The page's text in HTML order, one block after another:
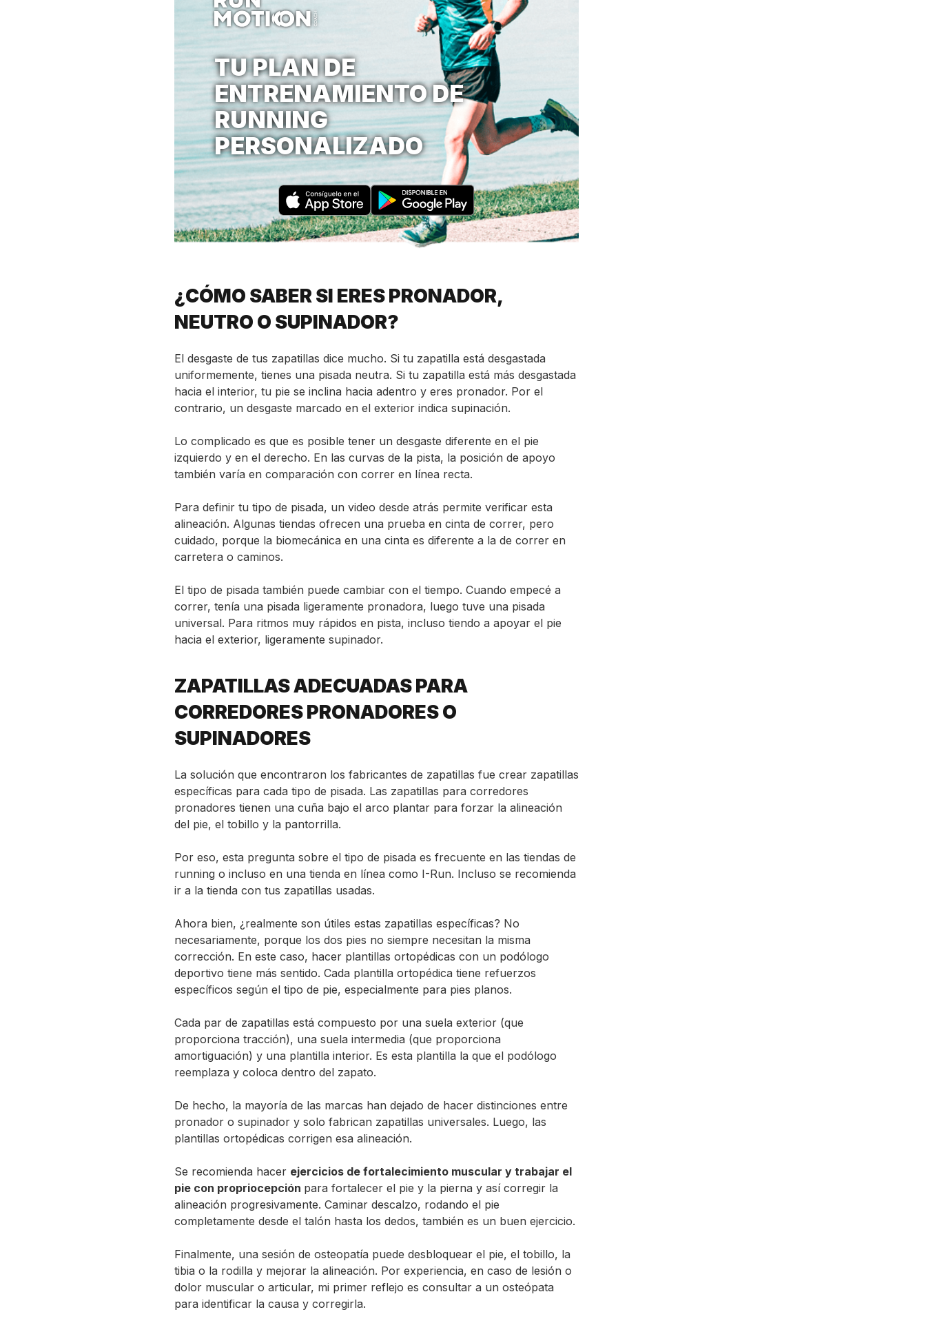
TU PLAN DE
ENTRENAMIENTO DE
RUNNING
PERSONALIZADO
¿CÓMO SABER SI ERES PRONADOR,
NEUTRO O SUPINADOR?
El desgaste de tus zapatillas dice mucho. Si tu zapatilla está desgastada
uniformemente, tienes una pisada neutra. Si tu zapatilla está más desgastada
hacia el interior, tu pie se inclina hacia adentro y eres pronador. Por el
contrario, un desgaste marcado en el exterior indica supinación.
Lo complicado es que es posible tener un desgaste diferente en el pie
izquierdo y en el derecho. En las curvas de la pista, la posición de apoyo
también varía en comparación con correr en línea recta.
Para definir tu tipo de pisada, un video desde atrás permite verificar esta
alineación. Algunas tiendas ofrecen una prueba en cinta de correr, pero
cuidado, porque la biomecánica en una cinta es diferente a la de correr en
carretera o caminos.
El tipo de pisada también puede cambiar con el tiempo. Cuando empecé a
correr, tenía una pisada ligeramente pronadora, luego tuve una pisada
universal. Para ritmos muy rápidos en pista, incluso tiendo a apoyar el pie
hacia el exterior, ligeramente supinador.
ZAPATILLAS ADECUADAS PARA
CORREDORES PRONADORES O
SUPINADORES
La solución que encontraron los fabricantes de zapatillas fue crear zapatillas
específicas para cada tipo de pisada. Las zapatillas para corredores
pronadores tienen una cuña bajo el arco plantar para forzar la alineación
del pie, el tobillo y la pantorrilla.
Por eso, esta pregunta sobre el tipo de pisada es frecuente en las tiendas de
running o incluso en una tienda en línea como I-Run. Incluso se recomienda
ir a la tienda con tus zapatillas usadas.
Ahora bien, ¿realmente son útiles estas zapatillas específicas? No
necesariamente, porque los dos pies no siempre necesitan la misma
corrección. En este caso, hacer plantillas ortopédicas con un podólogo
deportivo tiene más sentido. Cada plantilla ortopédica tiene refuerzos
específicos según el tipo de pie, especialmente para pies planos.
Cada par de zapatillas está compuesto por una suela exterior (que
proporciona tracción), una suela intermedia (que proporciona
amortiguación) y una plantilla interior. Es esta plantilla la que el podólogo
reemplaza y coloca dentro del zapato.
De hecho, la mayoría de las marcas han dejado de hacer distinciones entre
pronador o supinador y solo fabrican zapatillas universales. Luego, las
plantillas ortopédicas corrigen esa alineación.
Se recomienda hacer ejercicios de fortalecimiento muscular y trabajar el
pie con propriocepción para fortalecer el pie y la pierna y así corregir la
alineación progresivamente. Caminar descalzo, rodando el pie
completamente desde el talón hasta los dedos, también es un buen ejercicio.
Finalmente, una sesión de osteopatía puede desbloquear el pie, el tobillo, la
tibia o la rodilla y mejorar la alineación. Por experiencia, en caso de lesión o
dolor muscular o articular, mi primer reflejo es consultar a un osteópata
para identificar la causa y corregirla.